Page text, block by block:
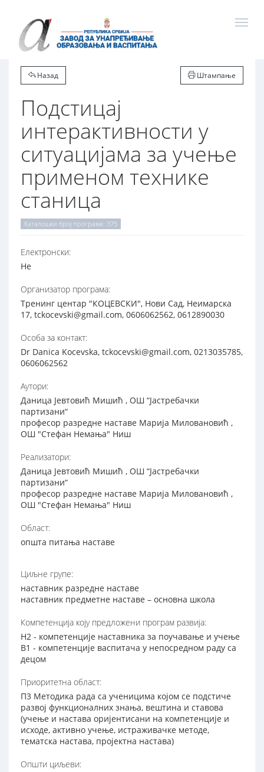
Назад Штампање
Подстицај
интерактивности у
ситуацијама за учење
применом технике
станица
Каталошки број програма: 375
Електронски:
Не
Организатор програма:
Тренинг центар "КОЦЕВСКИ", Нови Сад, Неимарска
17, tckocevski@gmail.com, 0606062562, 0612890030
Особа за контакт:
Dr Danica Kocevska, tckocevski@gmail.com, 0213035785,
0606062562
Аутори:
Даница Јевтовић Мишић , ОШ “Јастребачки
партизани“
професор разредне наставе Марија Миловановић ,
ОШ "Стефан Немања" Ниш
Реализатори:
Даница Јевтовић Мишић , ОШ “Јастребачки
партизани“
професор разредне наставе Марија Миловановић ,
ОШ "Стефан Немања" Ниш
Област:
општа питања наставе
Циљне групе:
наставник разредне наставе
наставник предметне наставе – основна школа
Компетенција коју предложени програм развија:
Н2 - компетенције наставника за поучавање и учење
В1 - компетенције васпитача у непосредном раду са
децом
Приоритетна област:
П3 Методика рада са ученицима којом се подстиче
развој функционалних знања, вештина и ставова
(учење и настава оријентисани на компетенције и
исходе, активно учење, истраживачке методе,
тематска настава, пројектна настава)
Општи циљеви: